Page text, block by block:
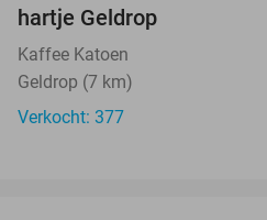
hartje Geldrop
Kaffee Katoen
Geldrop (7 km)
Verkocht: 377